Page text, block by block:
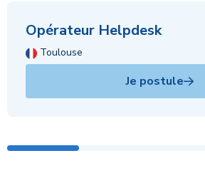
Opérateur Helpdesk
Toulouse
Je postule